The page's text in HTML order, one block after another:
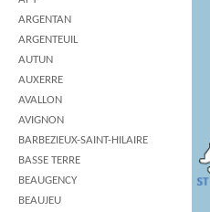
ARGENTAN
ARGENTEUIL
AUTUN
AUXERRE
AVALLON
AVIGNON
BARBEZIEUX-SAINT-HILAIRE
BASSE TERRE
BEAUGENCY
BEAUJEU